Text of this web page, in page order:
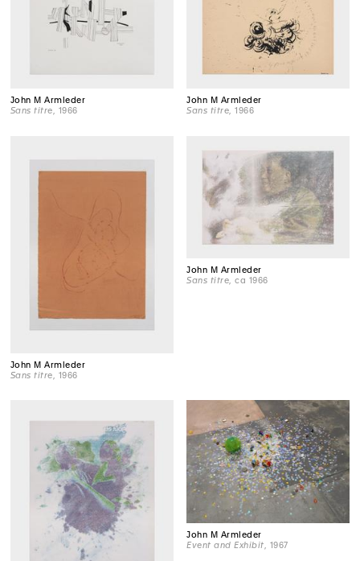
John M Armleder
Sans titre, 1966
John M Armleder
Sans titre, 1966
John M Armleder
Sans titre , 1966
John M Armleder
Sans titre , ca 1966
John M Armleder
Event and Exhibit , 1967